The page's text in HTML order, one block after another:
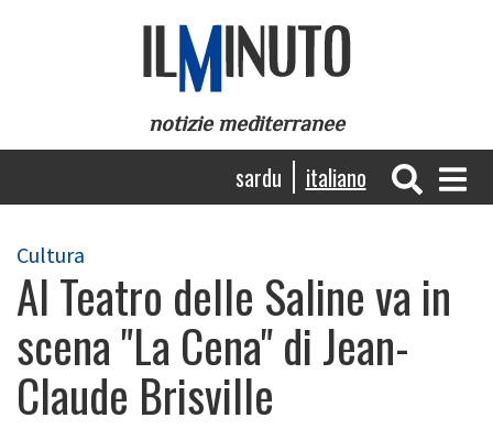
notizie mediterranee
Navigazione
principale
sardu italiano
Cultura
Al Teatro delle Saline va in
scena "La Cena" di Jean-
Claude Brisville